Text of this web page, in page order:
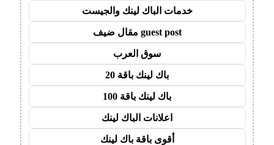
خدمات الباك لينك والجيست
guest post مقال ضيف
سوق العرب
باك لينك باقة 20
باك لينك باقة 100
اعلانات الباك لينك
أقوى باقة باك لينك